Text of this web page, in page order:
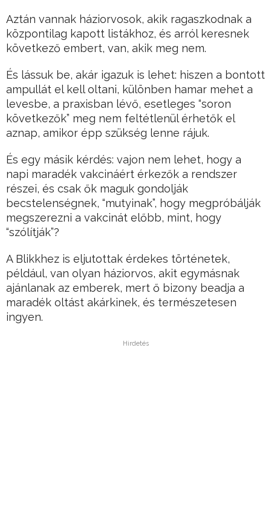
Aztán vannak háziorvosok, akik ragaszkodnak a
központilag kapott listákhoz, és arról keresnek
következő embert, van, akik meg nem.
És lássuk be, akár igazuk is lehet: hiszen a bontott
ampullát el kell oltani, különben hamar mehet a
levesbe, a praxisban lévő, esetleges “soron
következők” meg nem feltétlenül érhetők el
aznap, amikor épp szükség lenne rájuk.
És egy másik kérdés: vajon nem lehet, hogy a
napi maradék vakcináért érkezők a rendszer
részei, és csak ők maguk gondolják
becstelenségnek, “mutyinak”, hogy megpróbálják
megszerezni a vakcinát előbb, mint, hogy
“szólítják”?
A Blikkhez is eljutottak érdekes történetek,
például, van olyan háziorvos, akit egymásnak
ajánlanak az emberek, mert ő bizony beadja a
maradék oltást akárkinek, és természetesen
ingyen.
Hirdetés